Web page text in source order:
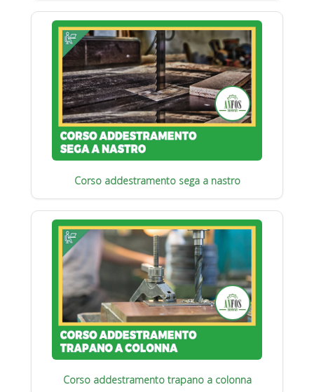
Corso addestramento sega a nastro
Corso addestramento trapano a colonna